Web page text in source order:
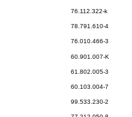
76.112.322-k
78.791.610-4
76.010.466-3
60.901.007-K
61.802.005-3
60.103.004-7
99.533.230-2